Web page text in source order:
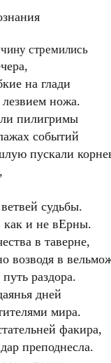
стремились
на глади
ножа.
пилигримы
событий
пускали
судьбы.
и не вЕрны.
в таверне,
возводя в
раздора.
дней
мира.
факира,
преподнесла.